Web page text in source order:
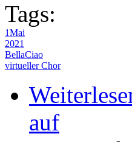
Tags:
1Mai
2021
BellaCiao
virtueller Chor
auf